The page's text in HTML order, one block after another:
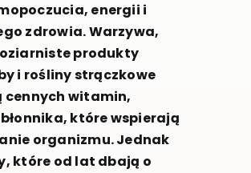
energii i
zdrowia. Warzywa,
produkty
i rośliny strączkowe
witamin,
które wspierają
organizmu. Jednak
które od lat dbają o